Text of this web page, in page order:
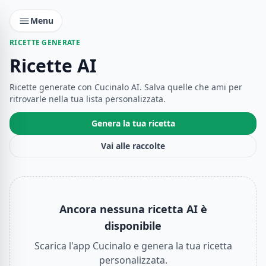
Menu
RICETTE GENERATE
Ricette AI
Ricette generate con Cucinalo AI. Salva quelle che ami per
ritrovarle nella tua lista personalizzata.
Genera la tua ricetta
Vai alle raccolte
Ancora nessuna ricetta AI è
disponibile
Scarica l'app Cucinalo e genera la tua ricetta
personalizzata.